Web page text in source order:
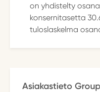
on yhdistelty
konsernitasetta
tuloslaskelma
Asiakastieto